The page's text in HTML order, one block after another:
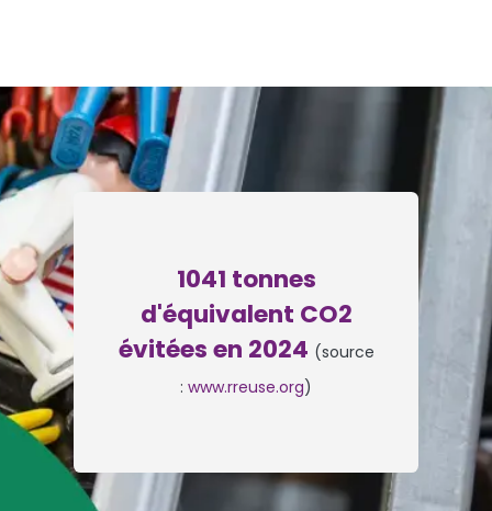
1041 tonnes
d'équivalent CO2
évitées en 2024 (source
: www.rreuse.org)